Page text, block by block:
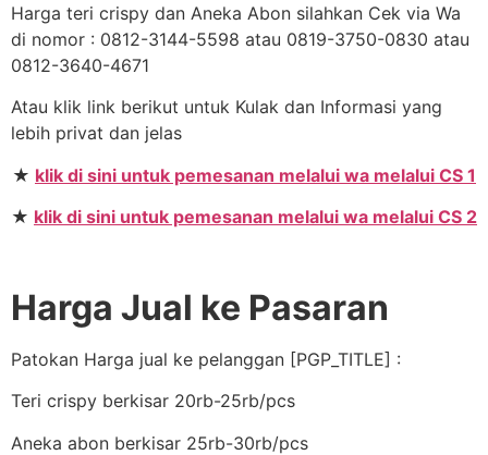
Harga teri crispy dan Aneka Abon silahkan Cek via Wa
di nomor : 0812-3144-5598 atau 0819-3750-0830 atau
0812-3640-4671
Atau klik link berikut untuk Kulak dan Informasi yang
lebih privat dan jelas
★ klik di sini untuk pemesanan melalui wa melalui CS 1
★ klik di sini untuk pemesanan melalui wa melalui CS 2
Harga Jual ke Pasaran
Patokan Harga jual ke pelanggan [PGP_TITLE] :
Teri crispy berkisar 20rb-25rb/pcs
Aneka abon berkisar 25rb-30rb/pcs